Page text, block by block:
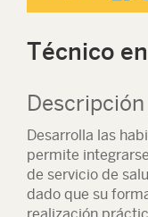
Técnico
Desarrolla las
permite
de servicio de
dado que su